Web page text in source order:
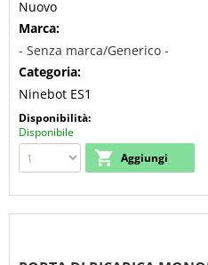
Nuovo
Marca:
- Senza marca/Generico -
Categoria:
Ninebot ES1
Disponibilità:
Disponibile